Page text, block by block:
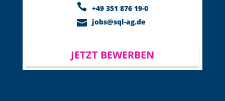
+49 351 876 19-0
jobs@sql-ag.de
JETZT BEWERBEN